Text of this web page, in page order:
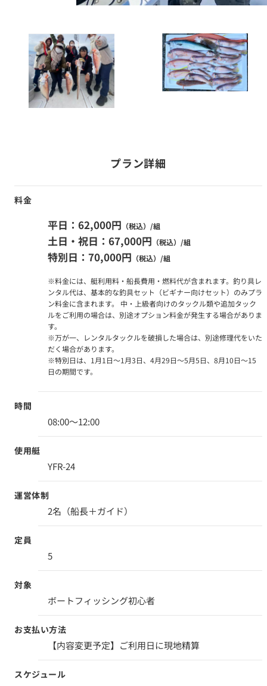
プラン詳細
料金
平日：62,000円 （税込）/組
土日・祝日：67,000円 （税込）/組
特別日：70,000円 （税込）/組
※料金には、艇利用料・船長費用・燃料代が含まれます。釣り具レ
ンタル代は、基本的な釣具セット（ビギナー向けセット）のみプラ
ン料金に含まれます。 中・上級者向けのタックル類や追加タック
ルをご利用の場合は、別途オプション料金が発生する場合がありま
す。
※万が一、レンタルタックルを破損した場合は、別途修理代をいた
だく場合があります。
※特別日は、1月1日～1月3日、4月29日～5月5日、8月10日～15
日の期間です。
時間
08:00～12:00
使用艇
YFR-24
運営体制
2名（船長＋ガイド）
定員
5
対象
ボートフィッシング初心者
お支払い方法
【内容変更予定】ご利用日に現地精算
スケジュール